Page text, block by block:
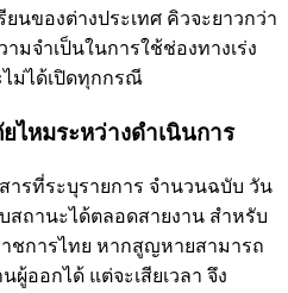
นของต่างประเทศ คิวจะยาวกว่า
มจำเป็นในการใช้ช่องทางเร่ง
ม่ได้เปิดทุกกรณี
ไหมระหว่างดำเนินการ
ารที่ระบุรายการ จำนวนฉบับ วัน
สถานะได้ตลอดสายงาน สำหรับ
ชการไทย หากสูญหายสามารถ
ออกได้ แต่จะเสียเวลา จึง